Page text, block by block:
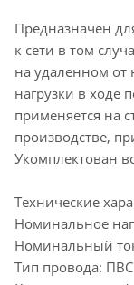
Предназначен
к сети в том
на удаленном от
нагрузки в ходе
применяется на
производстве,
Укомплектован
Технические
Номинальное
Номинальный
Тип провода: ПВС